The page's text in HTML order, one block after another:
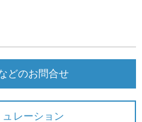
どのお問合せ
レーション